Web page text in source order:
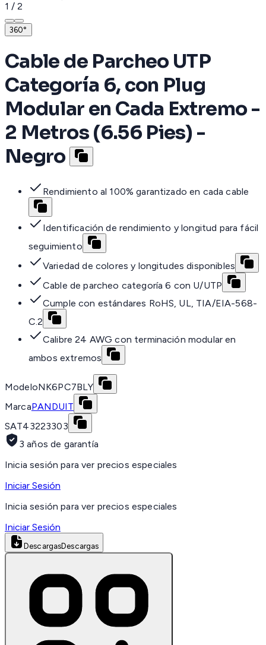
1 / 2
360°
Cable de Parcheo UTP
Categoría 6, con Plug
Modular en Cada Extremo -
2 Metros (6.56 Pies) -
Negro
Rendimiento al 100% garantizado en cada cable
Identificación de rendimiento y longitud para fácil
seguimiento
Variedad de colores y longitudes disponibles
Cable de parcheo categoría 6 con U/UTP
Cumple con estándares RoHS, UL, TIA/EIA-568-
C.2
Calibre 24 AWG con terminación modular en
ambos extremos
ModeloNK6PC7BLY
MarcaPANDUIT
SAT43223303
3 años de garantía
Inicia sesión para ver precios especiales
Iniciar Sesión
Inicia sesión para ver precios especiales
Iniciar Sesión
DescargasDescargas